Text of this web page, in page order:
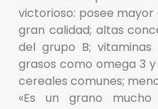
victorioso: posee
gran calidad; altas
del grupo B; vitaminas
grasos como omega 3
cereales comunes;
«Es un grano